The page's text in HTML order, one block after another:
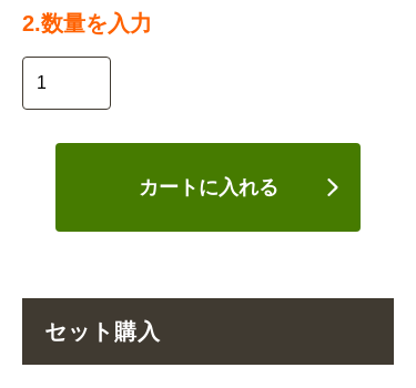
2.数量を入力
カートに入れる
セット購入